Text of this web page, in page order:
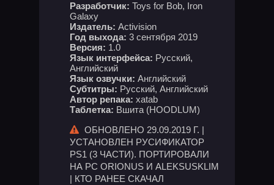
Разработчик: Toys for Bob, Iron
Galaxy
Издатель: Activision
Год выхода: 3 сентября 2019
Версия: 1.0
Язык интерфейса: Русский,
Английский
Язык озвучки: Английский
Субтитры: Русский, Английский
Автор репака: xatab
Таблетка: Вшита (HOODLUM)
ОБНОВЛЕНО 29.09.2019 Г. |
УСТАНОВЛЕН РУСИФИКАТОР
PS1 (3 ЧАСТИ). ПОРТИРОВАЛИ
НА PC ORIONUS И ALEKSUSKLIM
| КТО РАНЕЕ СКАЧАЛ